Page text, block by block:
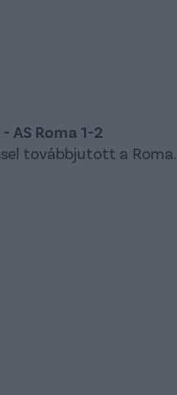
AS Roma 1-2
továbbjutott a Roma.